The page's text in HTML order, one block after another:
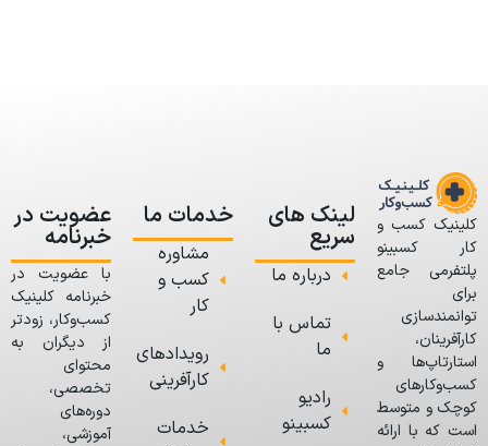
کلینیک کسب و
کار کسبینو
پلتفرمی جامع
برای
توانمندسازی
کارآفرینان،
استارتاپ‌ها و
کسب‌وکارهای
کوچک و متوسط
است که با ارائه
لینک های
سریع
درباره ما
تماس با
ما
رادیو
کسبینو
خدمات ما
مشاوره
کسب و
کار
رویدادهای
کارآفرینی
خدمات
عضویت در
خبرنامه
با عضویت در
خبرنامه کلینیک
کسب‌وکار، زودتر
از دیگران به
محتوای
تخصصی،
دوره‌های
آموزشی،